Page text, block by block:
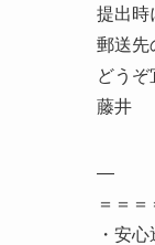
提出時
郵送先
どうぞ
藤井
—
＝＝
・安